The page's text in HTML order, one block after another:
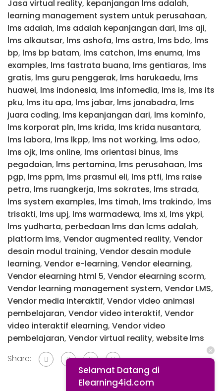
Jasa virtual reality, kepanjangan lms adalah,
learning management system untuk perusahaan,
lms adalah, lms adalah kepanjangan dari, lms aji,
lms alkautsar, lms ashofa, lms astra, lms bdo, lms
bp, lms bp batam, lms catchon, lms enuma, lms
examples, lms fastrata buana, lms gentiaras, lms
gratis, lms guru penggerak, lms harukaedu, lms
huawei, lms indonesia, lms infomedia, lms is, lms its
pku, lms itu apa, lms jabar, lms janabadra, lms
juara coding, lms kepanjangan dari, lms kominfo,
lms korporat pln, lms krida, lms krida nusantara,
lms labora, lms lkpp, lms not working, lms odoo,
lms ojk, lms online, lms orientasi binus, lms
pegadaian, lms pertamina, lms perusahaan, lms
pgp, lms ppm, lms prasmul eli, lms ptfi, lms raise
petra, lms ruangkerja, lms sokrates, lms strada,
lms system examples, lms timah, lms trakindo, lms
trisakti, lms upj, lms warmadewa, lms xl, lms ykpi,
lms yudharta, perbedaan lms dan lcms adalah,
platform lms, Vendor augmented reality, Vendor
desain modul training, Vendor desain module
learning, Vendor e-learning, Vendor elearning,
Vendor elearning html 5, Vendor elearning scorm,
Vendor learning management system, Vendor LMS,
Vendor media interaktif, Vendor video animasi
pembelajaran, Vendor video interaktif, Vendor
video interaktif elearning, Vendor video
pembelajaran, Vendor virtual reality, website lms
Share:
Selamat Datang di
Elearning4id.com